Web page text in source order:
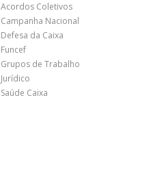
Acordos Coletivos
Campanha Nacional
Defesa da Caixa
Funcef
Grupos de Trabalho
Jurídico
Saúde Caixa